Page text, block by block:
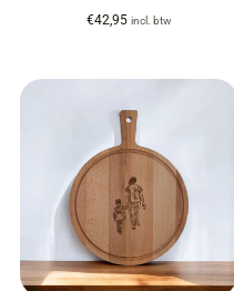
€42,95 incl. btw